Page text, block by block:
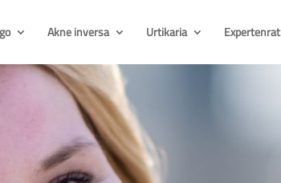
Akne inversa Urtikaria Expertenrat